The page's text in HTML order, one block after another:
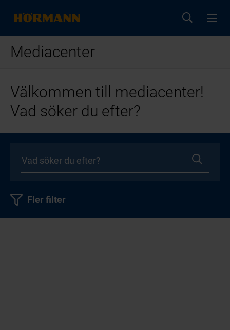
Mediacenter
Välkommen till mediacenter!
Vad söker du efter?
Fler filter